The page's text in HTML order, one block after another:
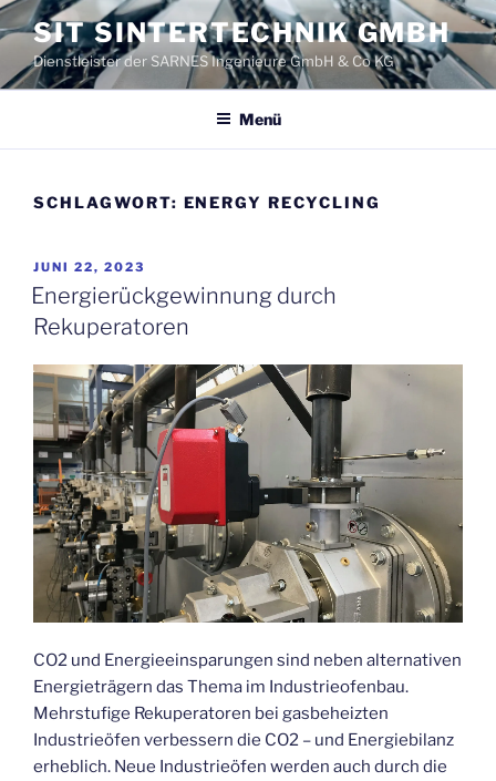
Zum
Inhalt
springen
SIT SINTERTECHNIK GMBH
Dienstleister der SARNES Ingenieure GmbH & Co KG
Menü
SCHLAGWORT: ENERGY RECYCLING
VERÖFFENTLICHT
AM
JUNI 22, 2023
Energierückgewinnung durch
Rekuperatoren
CO2 und Energieeinsparungen sind neben alternativen
Energieträgern das Thema im Industrieofenbau.
Mehrstufige Rekuperatoren bei gasbeheizten
Industrieöfen verbessern die CO2 – und Energiebilanz
erheblich. Neue Industrieöfen werden auch durch die